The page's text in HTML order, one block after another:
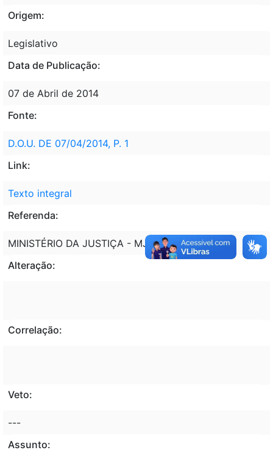
Origem:
Legislativo
Data de Publicação:
07 de Abril de 2014
Fonte:
D.O.U. DE 07/04/2014, P. 1
Link:
Texto integral
Referenda:
MINISTÉRIO DA JUSTIÇA - MJ
Alteração:
Correlação:
Veto:
---
Assunto: